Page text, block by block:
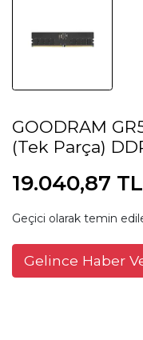
GOODRAM
(Tek Parça)
19.040,87 TL
Geçici olarak temin
Gelince Haber